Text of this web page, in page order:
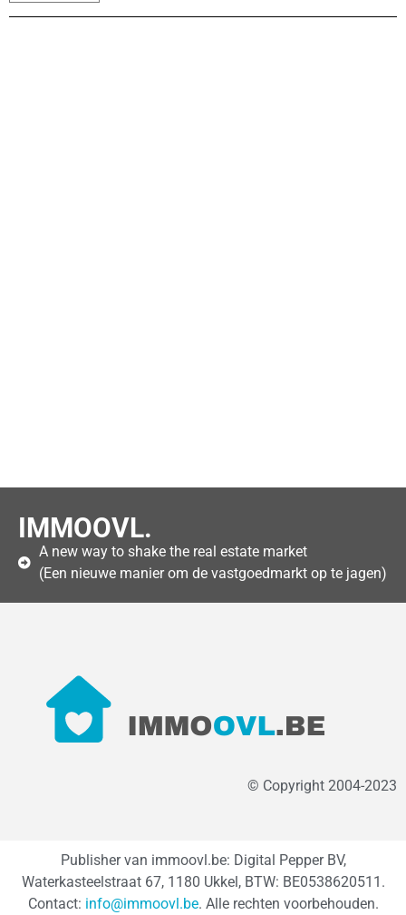
IMMOOVL.
A new way to shake the real estate market
(Een nieuwe manier om de vastgoedmarkt op te jagen)
© Copyright 2004-2023
Publisher van immoovl.be: Digital Pepper BV,
Waterkasteelstraat 67, 1180 Ukkel, BTW: BE0538620511.
Contact: info@immoovl.be. Alle rechten voorbehouden.